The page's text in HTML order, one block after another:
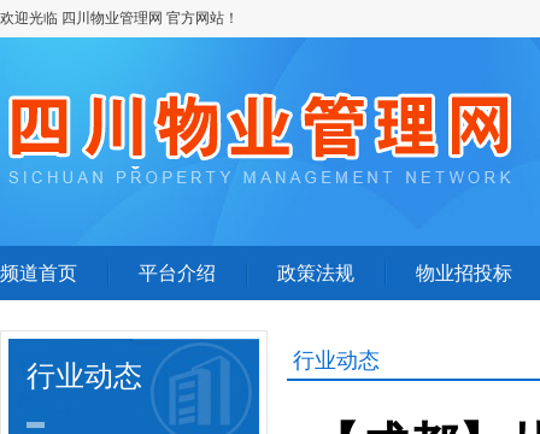
欢迎光临 四川物业管理网 官方网站！
频道首页 平台介绍 政策法规 物业招投标
行业动态 行业动态